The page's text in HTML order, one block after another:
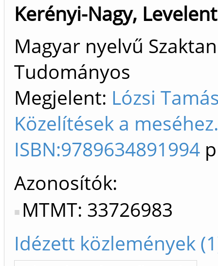
Kerényi-Nagy,
Magyar nyelvű
Tudományos
Megjelent: Lózsi
Közelítések a
ISBN:9789634891994
Azonosítók
MTMT: 33726983
Idézett közlemények